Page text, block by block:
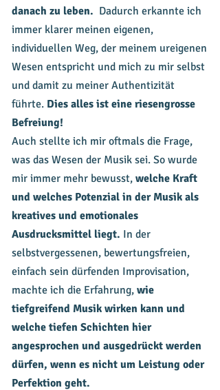
danach zu leben. Dadurch erkannte ich
immer klarer meinen eigenen,
individuellen Weg, der meinem ureigenen
Wesen entspricht und mich zu mir selbst
und damit zu meiner Authentizität
führte. Dies alles ist eine riesengrosse
Befreiung!
Auch stellte ich mir oftmals die Frage,
was das Wesen der Musik sei. So wurde
mir immer mehr bewusst, welche Kraft
und welches Potenzial in der Musik als
kreatives und emotionales
Ausdrucksmittel liegt. In der
selbstvergessenen, bewertungsfreien,
einfach sein dürfenden Improvisation,
machte ich die Erfahrung, wie
tiefgreifend Musik wirken kann und
welche tiefen Schichten hier
angesprochen und ausgedrückt werden
dürfen, wenn es nicht um Leistung oder
Perfektion geht.